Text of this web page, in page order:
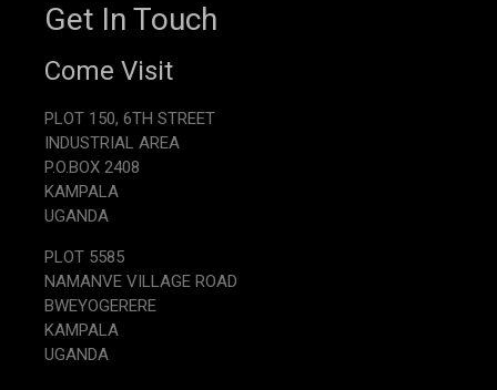
Get In Touch
Come Visit
PLOT 150, 6TH STREET
INDUSTRIAL AREA
P.O.BOX 2408
KAMPALA
UGANDA
PLOT 5585
NAMANVE VILLAGE ROAD
BWEYOGERERE
KAMPALA
UGANDA